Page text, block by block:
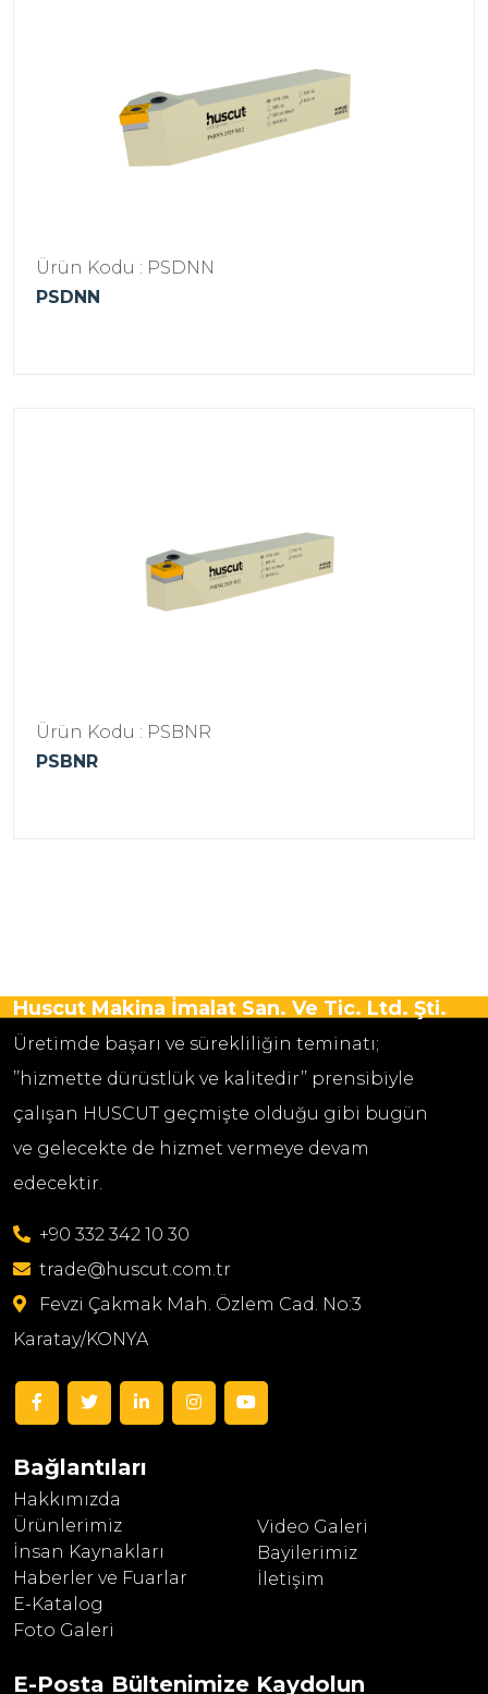
Ürün Kodu : PSDNN
PSDNN
Ürün Kodu : PSBNR
PSBNR
Huscut Makina İmalat San. Ve Tic. Ltd. Şti.
Üretimde başarı ve sürekliliğin teminatı;
’’hizmette dürüstlük ve kalitedir’’ prensibiyle
çalışan HUSCUT geçmişte olduğu gibi bugün
ve gelecekte de hizmet vermeye devam
edecektir.
+90 332 342 10 30
trade@huscut.com.tr
Fevzi Çakmak Mah. Özlem Cad. No:3
Karatay/KONYA
Bağlantıları
Hakkımızda
Ürünlerimiz
İnsan Kaynakları
Haberler ve Fuarlar
E-Katalog
Foto Galeri
Video Galeri
Bayilerimiz
İletişim
E-Posta Bültenimize Kaydolun